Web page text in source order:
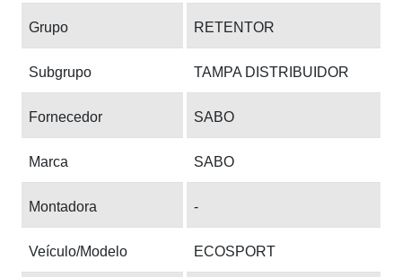
Grupo RETENTOR
Subgrupo TAMPA DISTRIBUIDOR
Fornecedor SABO
Marca SABO
Montadora -
Veículo/Modelo ECOSPORT